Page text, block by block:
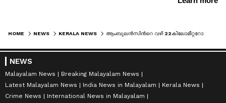
HOME NEWS KERALA NEWS
NEWS
Malayalam News
Breaking Malayalam News
Latest Malayalam News
India News in Malayalam
Kerala News
Crime News
International News in Malayalam